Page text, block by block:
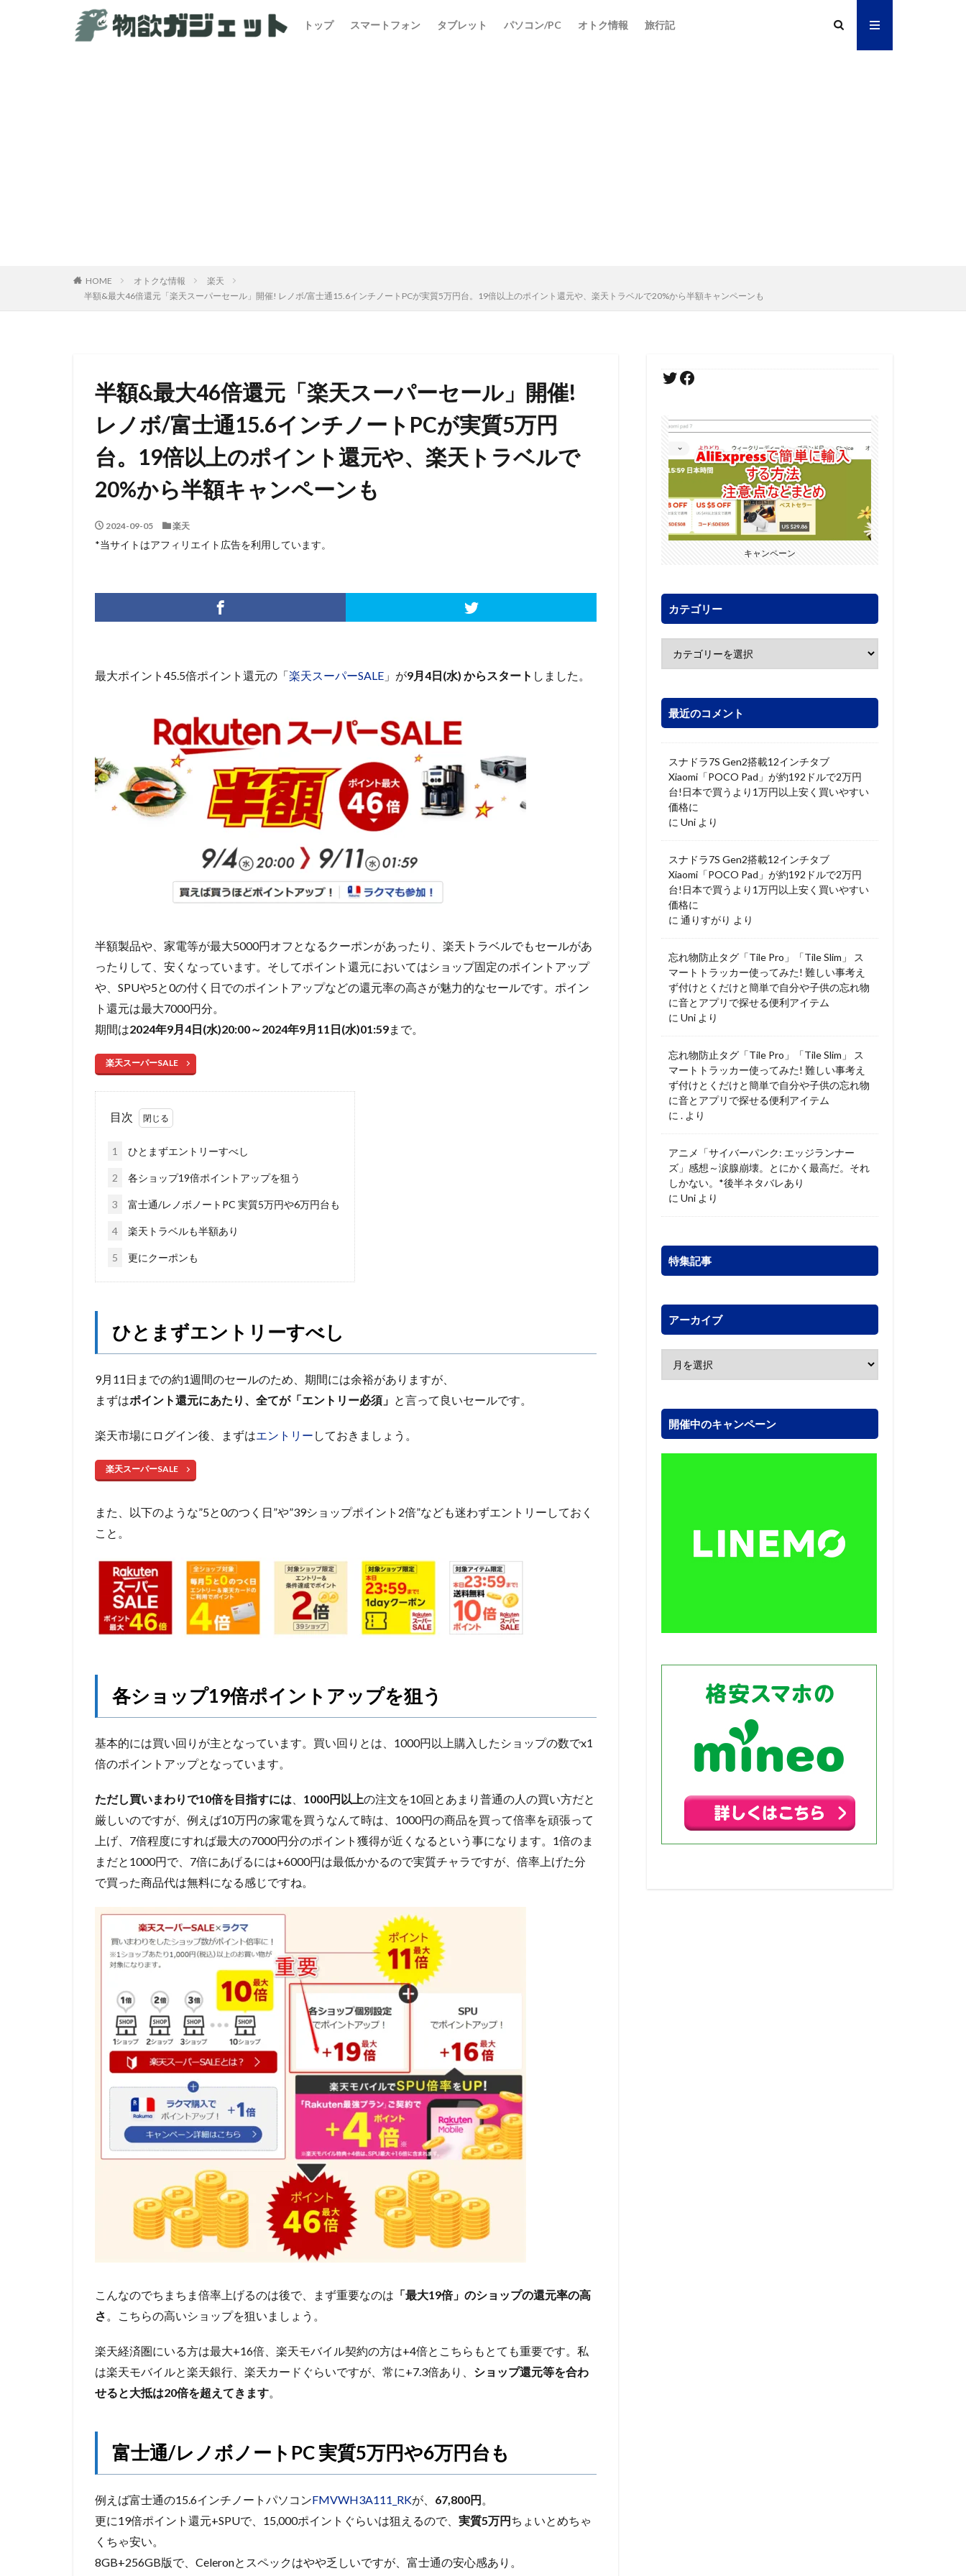
トップ スマートフォン タブレット パソコン/PC オトク情報 旅行記
HOME オトクな情報
楽天
半額&最大46倍還元「楽天スーパーセール」開催! レノボ/富士通15.6インチノートPCが実質5万円台。19倍以上のポイント還元や、楽天トラベルで20%から半額キャンペーンも
半額&最大46倍還元「楽天スーパーセール」開催!
レノボ/富士通15.6インチノートPCが実質5万円
台。19倍以上のポイント還元や、楽天トラベルで
20%から半額キャンペーンも
2024-09-05 楽天
*当サイトはアフィリエイト広告を利用しています。
最大ポイント45.5倍ポイント還元の「楽天スーパーSALE 」が9月4日(水) からスタート しました。
半額製品や、家電等が最大5000円オフとなるクーポンがあったり、楽天トラベルでもセールがあ
ったりして、安くなっています。そしてポイント還元においてはショップ固定のポイントアップ
や、SPUや5と0の付く日でのポイントアップなどの還元率の高さが魅力的なセールです。ポイン
ト還元は最大7000円分。
期間は2024年9月4日(水)20:00～2024年9月11日(水)01:59まで。
楽天スーパーSALE
目次
1 ひとまずエントリーすべし
2 各ショップ19倍ポイントアップを狙う
3 富士通/レノボノートPC 実質5万円や6万円台も
4 楽天トラベルも半額あり
5 更にクーポンも
ひとまずエントリーすべし
9月11日までの約1週間のセールのため、期間には余裕がありますが、
まずはポイント還元にあたり、全てが「エントリー必須」 と言って良いセールです。
楽天市場にログイン後、まずはエントリー しておきましょう。
楽天スーパーSALE
また、以下のような”5と0のつく日”や”39ショップポイント2倍”なども迷わずエントリーしておく
こと。
各ショップ19倍ポイントアップを狙う
基本的には買い回りが主となっています。買い回りとは、1000円以上購入したショップの数でx1
倍のポイントアップとなっています。
ただし買いまわりで10倍を目指すには 1000円以上の注文を10回とあまり普通の人の買い方だと
厳しいのですが、例えば10万円の家電を買うなんて時は、1000円の商品を買って倍率を頑張って
上げ、7倍程度にすれば最大の7000円分のポイント獲得が近くなるという事になります。1倍のま
まだと1000円で、7倍にあげるには+6000円は最低かかるので実質チャラですが、倍率上げた分
で買った商品代は無料になる感じですね。
こんなのでちまちま倍率上げるのは後で、まず重要なのは 「最大19倍」のショップの還元率の高
さ 。こちらの高いショップを狙いましょう。
楽天経済圏にいる方は最大+16倍、楽天モバイル契約の方は+4倍とこちらもとても重要です。私
は楽天モバイルと楽天銀行、楽天カードぐらいですが、常に+7.3倍あり、 ショップ還元等を合わ
せると大抵は20倍を超えてきます。
富士通/レノボノートPC 実質5万円や6万円台も
例えば富士通の15.6インチノートパソコンFMVWH3A111_RKが、 67,800円。
更に19倍ポイント還元+SPUで、15,000ポイントぐらいは狙えるので、 実質5万円ちょいとめちゃ
くちゃ安い。
8GB+256GB版で、Celeronとスペックはやや乏しいですが、富士通の安心感あり。
キャンペーン
カテゴリー
最近のコメント
スナドラ7S Gen2搭載12インチタブ
Xiaomi「POCO Pad」が約192ドルで2万円
台!日本で買うより1万円以上安く買いやすい
価格に
に Uni より
スナドラ7S Gen2搭載12インチタブ
Xiaomi「POCO Pad」が約192ドルで2万円
台!日本で買うより1万円以上安く買いやすい
価格に
に 通りすがり より
忘れ物防止タグ「Tile Pro」「Tile Slim」 ス
マートトラッカー使ってみた! 難しい事考え
ず付けとくだけと簡単で自分や子供の忘れ物
に音とアプリで探せる便利アイテム
に Uni より
忘れ物防止タグ「Tile Pro」「Tile Slim」 ス
マートトラッカー使ってみた! 難しい事考え
ず付けとくだけと簡単で自分や子供の忘れ物
に音とアプリで探せる便利アイテム
に . より
アニメ「サイバーパンク: エッジランナー
ズ」感想～涙腺崩壊。とにかく最高だ。それ
しかない。*後半ネタバレあり
に Uni より
特集記事
アーカイブ
開催中のキャンペーン